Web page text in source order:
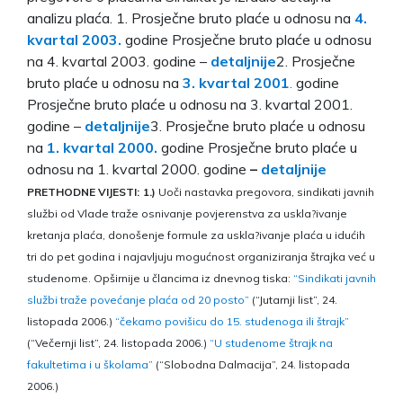
analizu plaća. 1. Prosječne bruto plaće u odnosu na 4.
kvartal 2003. godine Prosječne bruto plaće u odnosu
na 4. kvartal 2003. godine – detaljnije2. Prosječne
bruto plaće u odnosu na 3. kvartal 2001 godine
Prosječne bruto plaće u odnosu na 3. kvartal 2001.
godine – detaljnije3. Prosječne bruto plaće u odnosu
na 1. kvartal 2000. godine Prosječne bruto plaće u
odnosu na 1. kvartal 2000. godine – detaljnije
PRETHODNE VIJESTI: 1.) Uoči nastavka pregovora, sindikati javnih
službi od Vlade traže osnivanje povjerenstva za uskla?ivanje
kretanja plaća, donošenje formule za uskla?ivanje plaća u idućih
tri do pet godina i najavljuju mogućnost organiziranja štrajka već u
studenome. Opširnije u člancima iz dnevnog tiska: “Sindikati javnih
službi traže povećanje plaća od 20 posto” (“Jutarnji list”, 24.
listopada 2006.) “čekamo povišicu do 15. studenoga ili štrajk”
(“Večernji list”, 24. listopada 2006.) “U studenome štrajk na
fakultetima i u školama” (“Slobodna Dalmacija”, 24. listopada
2006.)